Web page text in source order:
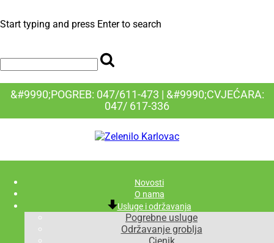
Start typing and press Enter to search
&#9990;POGREB: 047/611-473 | &#9990;CVJEĆARA:
047/ 617-336
Novosti
O nama
Usluge i održavanja
Pogrebne usluge
Održavanje groblja